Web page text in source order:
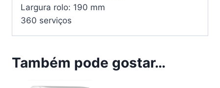
Largura rolo: 190 mm
360 serviços
Também pode gostar…